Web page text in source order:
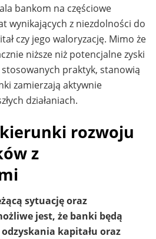
bankom na częściowe
wynikających z niezdolności do
czy jego waloryzację. Mimo że
niższe niż potencjalne zyski
praktyk, stanowią
zamierzają aktywnie
działaniach.
rozwoju
z
sytuację oraz
jest, że banki będą
kapitału oraz